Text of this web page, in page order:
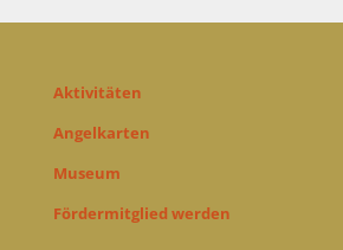
Aktivitäten
Angelkarten
Museum
Fördermitglied werden